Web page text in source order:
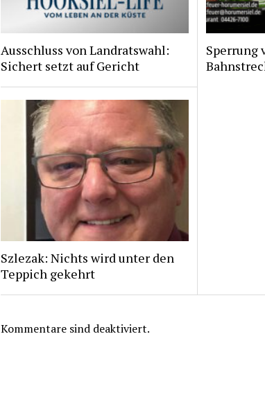
Ausschluss von Landratswahl:
Sichert setzt auf Gericht
Sperrung
Szlezak: Nichts wird unter den
Teppich gekehrt
Kommentare sind deaktiviert.